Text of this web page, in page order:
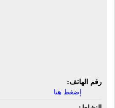
رقم الهاتف:
إضغط هنا